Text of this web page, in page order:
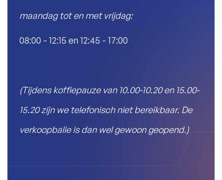
maandag tot en met vrijdag:
08:00 - 12:15 en 12:45 - 17:00
(Tijdens koffiepauze van 10.00-10.20 en 15.00-
15.20 zijn we telefonisch niet bereikbaar. De
verkoopbalie is dan wel gewoon geopend.)